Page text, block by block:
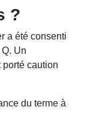
?
a été consenti
Un
porté caution
du terme à